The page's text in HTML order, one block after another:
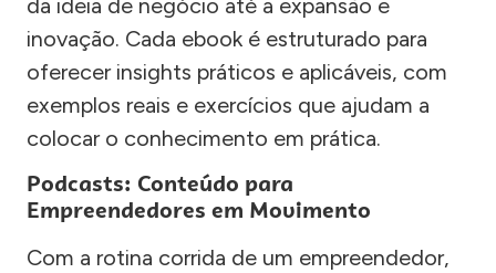
inovação. Cada ebook é estruturado para
oferecer insights práticos e aplicáveis, com
exemplos reais e exercícios que ajudam a
colocar o conhecimento em prática.
Podcasts: Conteúdo para
Empreendedores em Movimento
Com a rotina corrida de um empreendedor,